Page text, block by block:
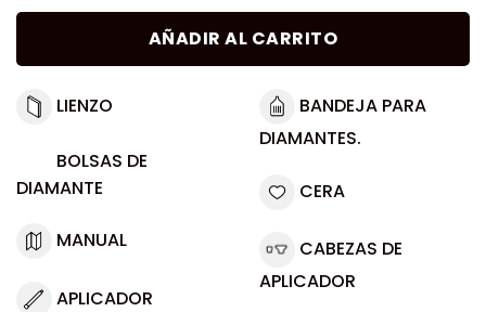
AÑADIR AL CARRITO
LIENZO
BOLSAS DE
DIAMANTE
MANUAL
APLICADOR
BANDEJA PARA
DIAMANTES.
CERA
CABEZAS DE
APLICADOR